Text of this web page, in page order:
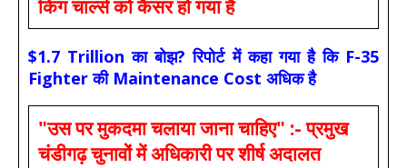
किंग चार्ल्स को कैंसर हो गया है
$1.7 Trillion का बोझ? रिपोर्ट में कहा गया है कि F-35
Fighter की Maintenance Cost अधिक है
"उस पर मुकदमा चलाया जाना चाहिए" :- प्रमुख
चंडीगढ़ चुनावों में अधिकारी पर शीर्ष अदालत